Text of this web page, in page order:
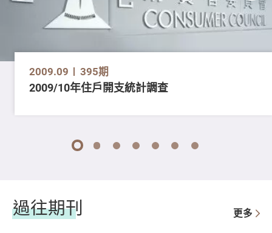
2009.09 395期
2009/10年住戶開支統計調查
1 2 3 4 5 6 7
過往期刊 更多